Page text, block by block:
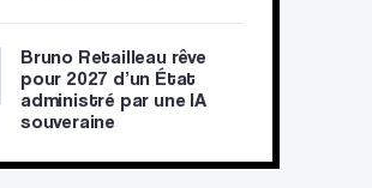
Bruno Retailleau rêve
pour 2027 d’un État
administré par une IA
souveraine